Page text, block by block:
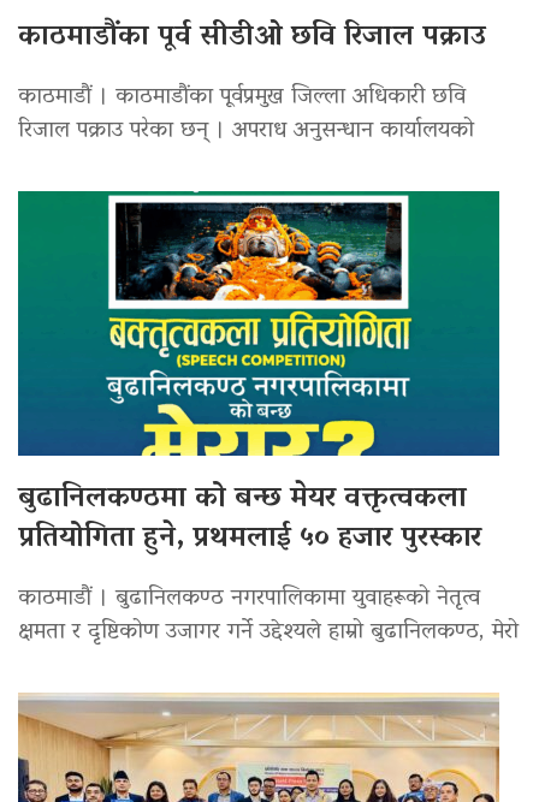
काठमाडौंका पूर्व सीडीओ छवि रिजाल पक्राउ
काठमाडौं । काठमाडौंका पूर्वप्रमुख जिल्ला अधिकारी छवि
रिजाल पक्राउ परेका छन् । अपराध अनुसन्धान कार्यालयको
बुढानिलकण्ठमा को बन्छ मेयर वक्तृत्वकला
प्रतियोगिता हुने, प्रथमलाई ५० हजार पुरस्कार
काठमाडौं । बुढानिलकण्ठ नगरपालिकामा युवाहरूको नेतृत्व
क्षमता र दृष्टिकोण उजागर गर्ने उद्देश्यले हाम्रो बुढानिलकण्ठ, मेरो